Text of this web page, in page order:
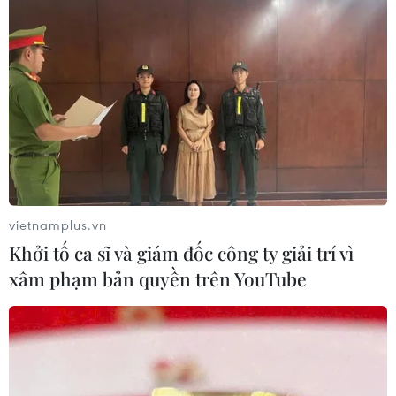
Theo dõi VietnamPlus
TIN LIÊN QUAN
vietnamplus.vn
Khởi tố ca sĩ và giám đốc công ty giải trí vì
xâm phạm bản quyền trên YouTube